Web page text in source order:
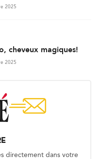
2025
cheveux magiques!
2025
directement dans votre